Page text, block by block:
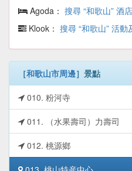
Agoda： 搜尋 “和歌山” 酒店
Klook： 搜尋 “和歌山” 活動
［和歌山市周邊］景點
010. 粉河寺
011. （水果壽司）力壽司
012. 桃源鄉